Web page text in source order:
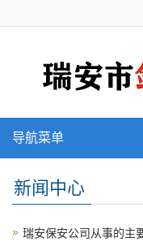
导航菜单
新闻中心
瑞安保安公司从事的主